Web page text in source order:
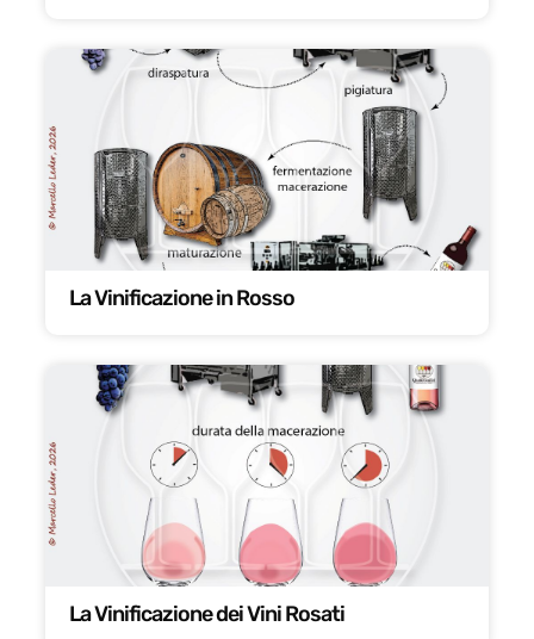
La Vinificazione in Rosso
La Vinificazione dei Vini Rosati